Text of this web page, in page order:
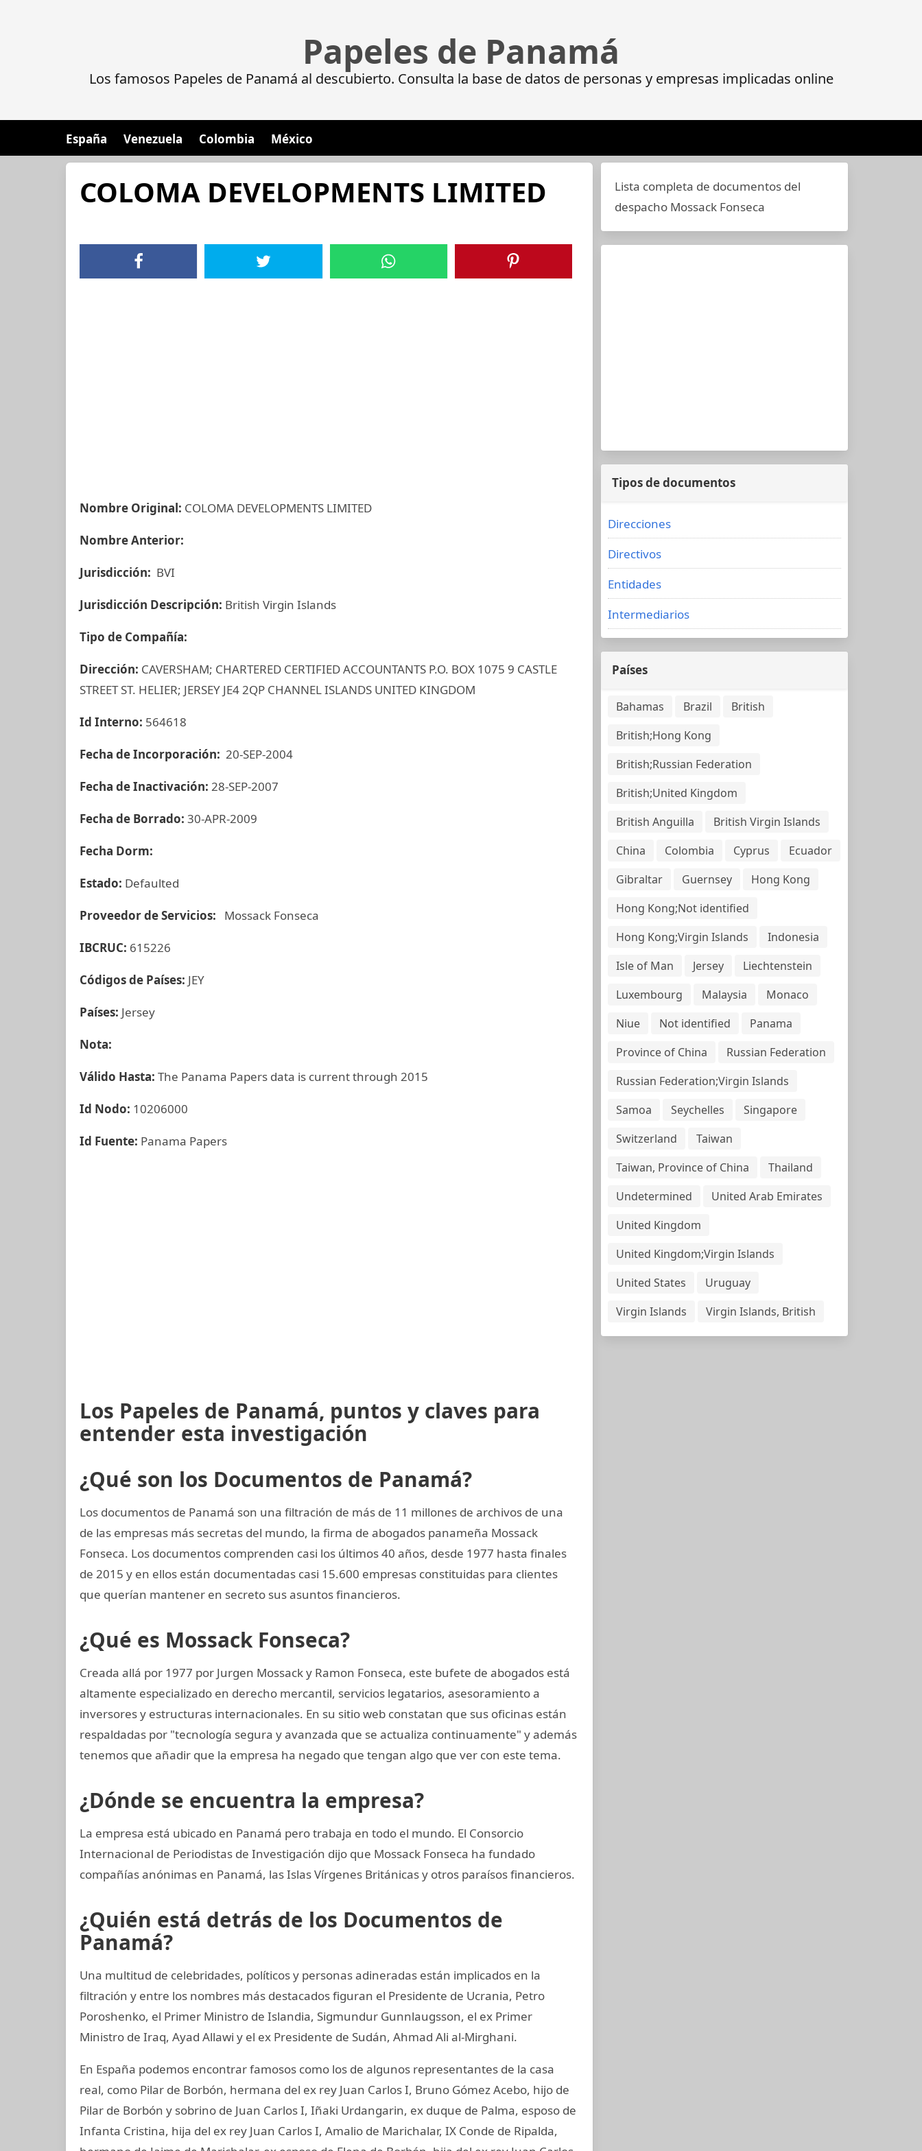
Papeles de Panamá
Los famosos Papeles de Panamá al descubierto. Consulta la base de datos de personas y empresas implicadas online
España Venezuela Colombia México
COLOMA DEVELOPMENTS LIMITED
Nombre Original: COLOMA DEVELOPMENTS LIMITED
Nombre Anterior:
Jurisdicción: BVI
Jurisdicción Descripción: British Virgin Islands
Tipo de Compañía:
Dirección: CAVERSHAM; CHARTERED CERTIFIED ACCOUNTANTS P.O. BOX 1075 9 CASTLE
STREET ST. HELIER; JERSEY JE4 2QP CHANNEL ISLANDS UNITED KINGDOM
Id Interno: 564618
Fecha de Incorporación: 20-SEP-2004
Fecha de Inactivación: 28-SEP-2007
Fecha de Borrado: 30-APR-2009
Fecha Dorm:
Estado: Defaulted
Proveedor de Servicios: Mossack Fonseca
IBCRUC: 615226
Códigos de Países: JEY
Países: Jersey
Nota:
Válido Hasta: The Panama Papers data is current through 2015
Id Nodo: 10206000
Id Fuente: Panama Papers
Los Papeles de Panamá, puntos y claves para
entender esta investigación
¿Qué son los Documentos de Panamá?
Los documentos de Panamá son una filtración de más de 11 millones de archivos de una
de las empresas más secretas del mundo, la firma de abogados panameña Mossack
Fonseca. Los documentos comprenden casi los últimos 40 años, desde 1977 hasta finales
de 2015 y en ellos están documentadas casi 15.600 empresas constituidas para clientes
que querían mantener en secreto sus asuntos financieros.
¿Qué es Mossack Fonseca?
Creada allá por 1977 por Jurgen Mossack y Ramon Fonseca, este bufete de abogados está
altamente especializado en derecho mercantil, servicios legatarios, asesoramiento a
inversores y estructuras internacionales. En su sitio web constatan que sus oficinas están
respaldadas por "tecnología segura y avanzada que se actualiza continuamente" y además
tenemos que añadir que la empresa ha negado que tengan algo que ver con este tema.
¿Dónde se encuentra la empresa?
La empresa está ubicado en Panamá pero trabaja en todo el mundo. El Consorcio
Internacional de Periodistas de Investigación dijo que Mossack Fonseca ha fundado
compañías anónimas en Panamá, las Islas Vírgenes Británicas y otros paraísos financieros.
¿Quién está detrás de los Documentos de
Panamá?
Una multitud de celebridades, políticos y personas adineradas están implicados en la
filtración y entre los nombres más destacados figuran el Presidente de Ucrania, Petro
Poroshenko, el Primer Ministro de Islandia, Sigmundur Gunnlaugsson, el ex Primer
Ministro de Iraq, Ayad Allawi y el ex Presidente de Sudán, Ahmad Ali al-Mirghani.
En España podemos encontrar famosos como los de algunos representantes de la casa
real, como Pilar de Borbón, hermana del ex rey Juan Carlos I, Bruno Gómez Acebo, hijo de
Pilar de Borbón y sobrino de Juan Carlos I, Iñaki Urdangarin, ex duque de Palma, esposo de
Infanta Cristina, hija del ex rey Juan Carlos I, Amalio de Marichalar, IX Conde de Ripalda,
Lista completa de documentos del
despacho Mossack Fonseca
Tipos de documentos
Direcciones
Directivos
Entidades
Intermediarios
Países
Bahamas Brazil
British
British;Hong Kong
British;Russian Federation
British;United Kingdom
British Anguilla
British Virgin Islands
China
Colombia Cyprus
Ecuador
Gibraltar
Guernsey
Hong Kong
Hong Kong;Not identified
Hong Kong;Virgin Islands
Indonesia
Isle of Man
Jersey
Liechtenstein
Luxembourg
Malaysia
Monaco
Niue
Not identified
Panama
Province of China
Russian Federation
Russian Federation;Virgin Islands
Samoa
Seychelles
Singapore
Switzerland
Taiwan
Taiwan, Province of China
Thailand
Undetermined
United Arab Emirates
United Kingdom
United Kingdom;Virgin Islands
United States
Uruguay
Virgin Islands
Virgin Islands, British